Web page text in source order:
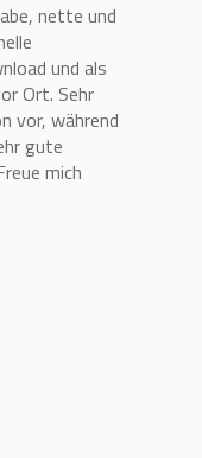
nette und
und als
Ort. Sehr
vor, während
gute
mich